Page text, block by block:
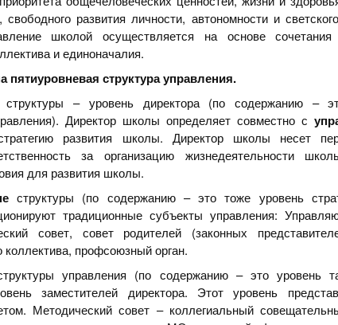
свободного развития личности, автономности и
школой осуществляется на основе сочетания
и единоначалия.
пятиуровневая структура управления.
– уровень директора (по содержанию –
Директор школы определяет совместно с
развития школы. Директор школы несет
за организацию жизнедеятельности
для развития школы.
структуры (по содержанию – это тоже уровень
традиционные субъекты управления:
совет, совет родителей (законных
коллектива, профсоюзный орган.
управления (по содержанию – это уровень
заместителей директора. Этот уровень
Методический совет – коллегиальный